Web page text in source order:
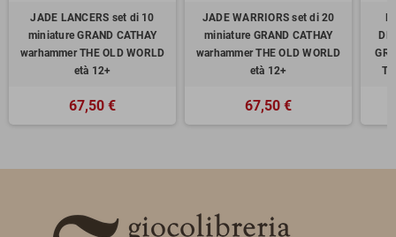
JADE LANCERS set di 10
miniature GRAND CATHAY
warhammer THE OLD WORLD
età 12+
67,50 €
JADE WARRIORS set di 20
miniature GRAND CATHAY
warhammer THE OLD WORLD
età 12+
67,50 €